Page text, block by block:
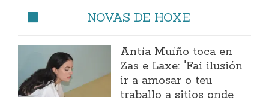
NOVAS DE HOXE
Antía Muíño toca en
Zas e Laxe: "Fai ilusión
ir a amosar o teu
traballo a sitios onde